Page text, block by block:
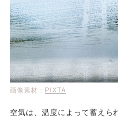
画像素材： PIXTA
空気は、温度によって蓄えら